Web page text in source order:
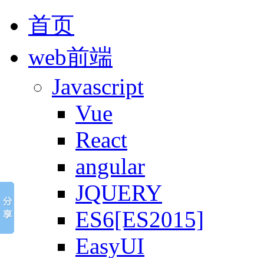
首页
web前端
Javascript
Vue
React
angular
JQUERY
ES6[ES2015]
EasyUI